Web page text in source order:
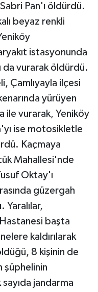
Pan'ı öldürdü.
beyaz renkli
istasyonunda
vurarak öldürdü.
Çamlıyayla ilçesi
yürüyen
ile vurarak, Yeniköy
ise motosikletle
Kaçmaya
Mahallesi'nde
Oktay'ı
güzergah
Yaralılar,
başta
kaldırılarak
8 kişinin de
şüphelinin
jandarma